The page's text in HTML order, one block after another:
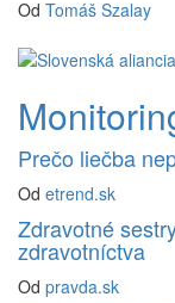
Od Tomáš Szalay
Prečo liečba
Od etrend.sk
Zdravotné
zdravotníctva
Od pravda.sk